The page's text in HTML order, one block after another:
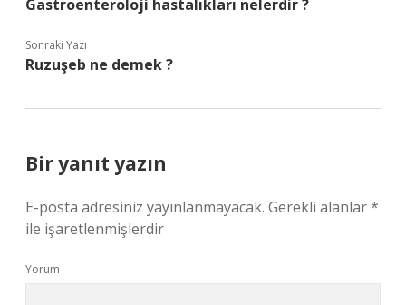
Gastroenteroloji hastalıkları nelerdir ?
Sonraki Yazı
Ruzuşeb ne demek ?
Bir yanıt yazın
E-posta adresiniz yayınlanmayacak. Gerekli alanlar*
ile işaretlenmişlerdir
Yorum